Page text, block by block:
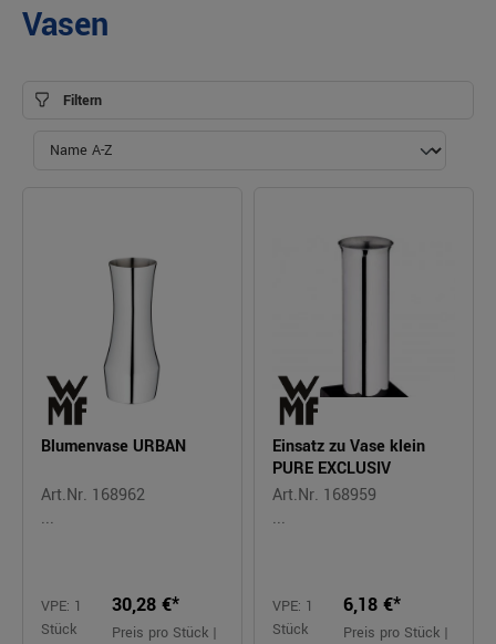
Vasen
Filtern
Blumenvase URBAN
Art.Nr. 168962
...
VPE: 1
Stück
30,28 €*
Preis pro Stück |
Einsatz zu Vase klein
PURE EXCLUSIV
Art.Nr. 168959
...
VPE: 1
Stück
6,18 €*
Preis pro Stück |